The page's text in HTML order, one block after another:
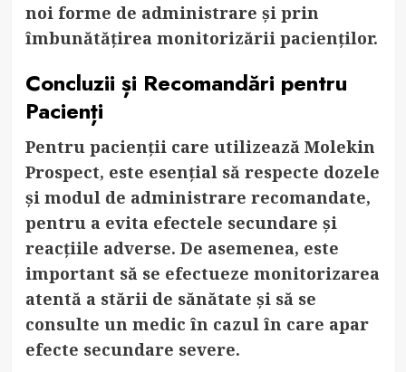
noi forme de administrare și prin
îmbunătățirea monitorizării pacienților.
Concluzii și Recomandări pentru
Pacienți
Pentru pacienții care utilizează Molekin
Prospect, este esențial să respecte dozele
și modul de administrare recomandate,
pentru a evita efectele secundare și
reacțiile adverse. De asemenea, este
important să se efectueze monitorizarea
atentă a stării de sănătate și să se
consulte un medic în cazul în care apar
efecte secundare severe.